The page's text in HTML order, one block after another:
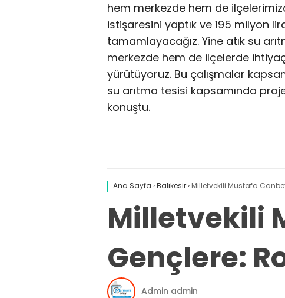
hem merkezde hem de
istişaresini yaptık ve 195 milyon
tamamlayacağız. Yine atık su
merkezde hem de ilçelerde
yürütüyoruz. Bu çalışmalar
su arıtma tesisi kapsamında
konuştu.
Ana Sayfa ›Balıkesir› Milletvekili Mustafa
Milletvekili
Gençlere:
Admin admin